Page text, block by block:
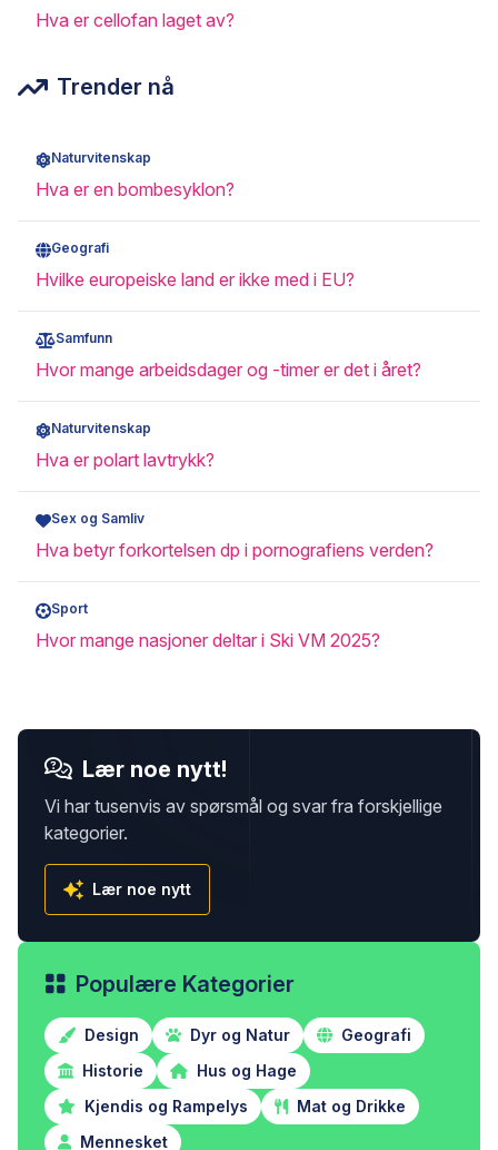
Hva er cellofan laget av?
Trender nå
Naturvitenskap
Hva er en bombesyklon?
Geografi
Hvilke europeiske land er ikke med i EU?
Samfunn
Hvor mange arbeidsdager og -timer er det i året?
Naturvitenskap
Hva er polart lavtrykk?
Sex og Samliv
Hva betyr forkortelsen dp i pornografiens verden?
Sport
Hvor mange nasjoner deltar i Ski VM 2025?
Lær noe nytt!
Vi har tusenvis av spørsmål og svar fra forskjellige
kategorier.
Lær noe nytt
Populære Kategorier
Design Dyr og Natur
Geografi
Historie
Hus og Hage
Kjendis og Rampelys
Mat og Drikke
Mennesket